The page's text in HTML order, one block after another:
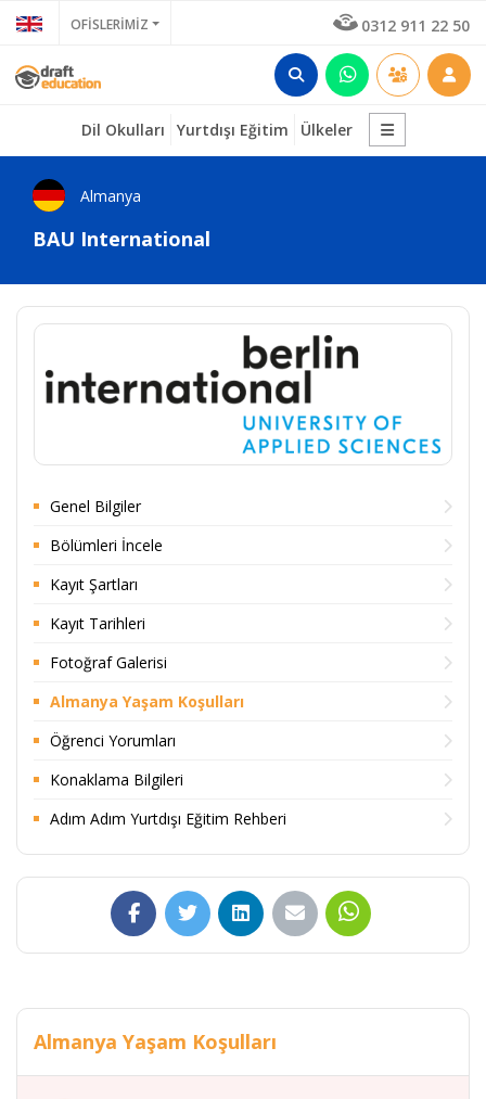
OFİSLERİMİZ 0312 911 22 50
Dil Okulları Yurtdışı Eğitim Ülkeler
Almanya
BAU International
Genel Bilgiler
Bölümleri İncele
Kayıt Şartları
Kayıt Tarihleri
Fotoğraf Galerisi
Almanya Yaşam Koşulları
Öğrenci Yorumları
Konaklama Bilgileri
Adım Adım Yurtdışı Eğitim Rehberi
Almanya Yaşam Koşulları